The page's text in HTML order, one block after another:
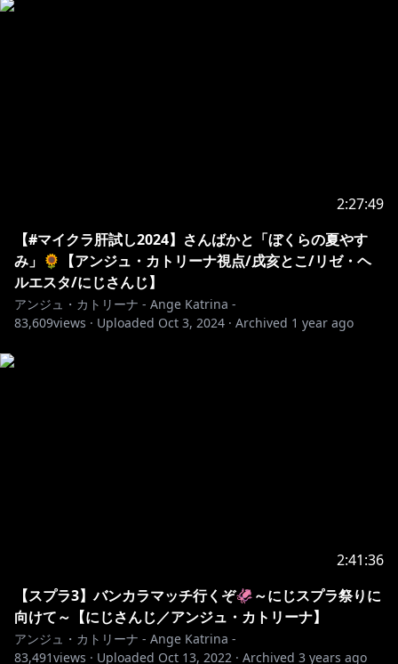
2:27:49
【#マイクラ肝試し2024】さんばかと「ぼくらの夏やす
み」🌻【アンジュ・カトリーナ視点/戌亥とこ/リゼ・ヘ
ルエスタ/にじさんじ】
アンジュ・カトリーナ - Ange Katrina -
83,609views · Uploaded Oct 3, 2024 · Archived 1 year ago
2:41:36
【スプラ3】バンカラマッチ行くぞ🦑～にじスプラ祭りに
向けて～【にじさんじ／アンジュ・カトリーナ】
アンジュ・カトリーナ - Ange Katrina -
83,491views · Uploaded Oct 13, 2022 · Archived 3 years ago